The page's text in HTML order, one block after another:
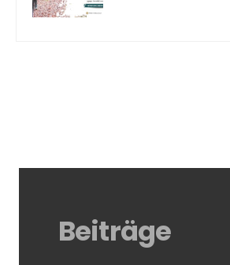
Beiträge